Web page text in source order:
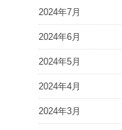
2024年7月
2024年6月
2024年5月
2024年4月
2024年3月